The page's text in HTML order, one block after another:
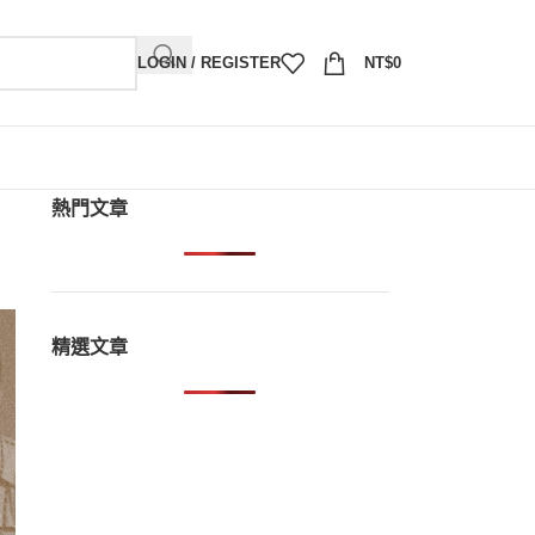
LOGIN / REGISTER NT$0
熱門文章
精選文章